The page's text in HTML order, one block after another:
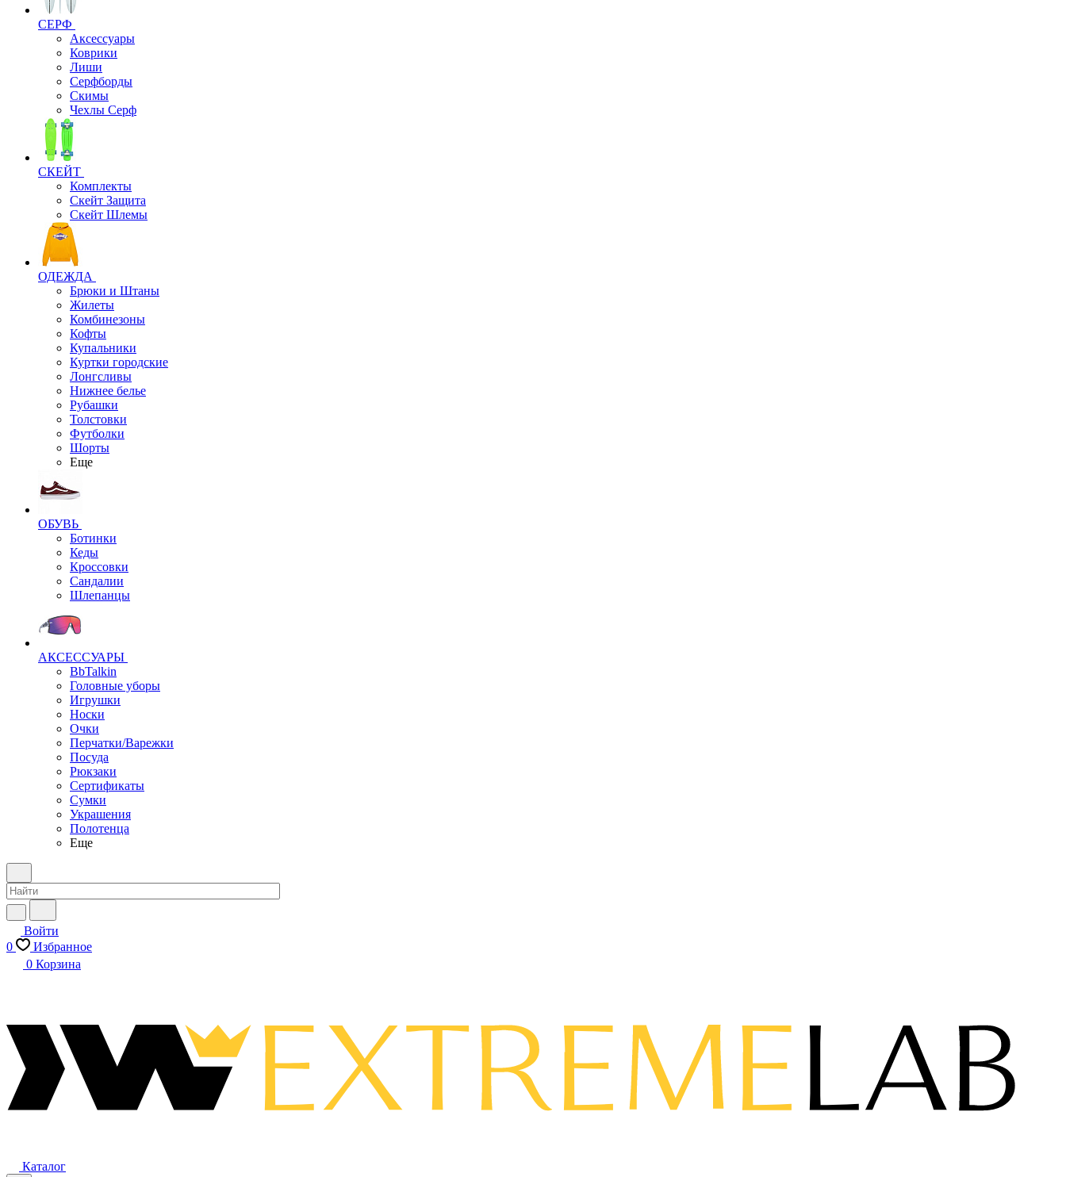
СЕРФ
Аксессуары
Коврики
Лиши
Серфборды
Скимы
Чехлы Cерф
СКЕЙТ
Комплекты
Скейт Защита
Скейт Шлемы
ОДЕЖДА
Брюки и Штаны
Жилеты
Комбинезоны
Кофты
Купальники
Куртки городские
Лонгсливы
Нижнее белье
Рубашки
Толстовки
Футболки
Шорты
Еще
ОБУВЬ
Ботинки
Кеды
Кроссовки
Сандалии
Шлепанцы
АКСЕССУАРЫ
BbTalkin
Головные уборы
Игрушки
Носки
Очки
Перчатки/Варежки
Посуда
Рюкзаки
Сертификаты
Сумки
Украшения
Полотенца
Еще
Войти
0
Избранное
0 Корзина
Каталог